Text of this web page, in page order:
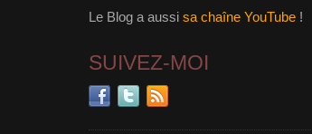
Le Blog a aussi sa chaîne YouTube !
SUIVEZ-MOI